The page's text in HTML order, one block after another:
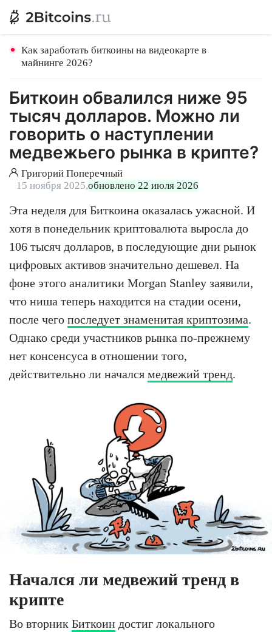
Как заработать биткоины на видеокарте в
майнинге 2026?
Биткоин обвалился ниже 95
тысяч долларов. Можно ли
говорить о наступлении
медвежьего рынка в крипте?
Григорий Поперечный
15 ноября 2025,обновлено 22 июля 2026
Эта неделя для Биткоина оказалась ужасной. И
хотя в понедельник криптовалюта выросла до
106 тысяч долларов, в последующие дни рынок
цифровых активов значительно дешевел. На
фоне этого аналитики Morgan Stanley заявили,
что ниша теперь находится на стадии осени,
после чего последует знаменитая криптозима.
Однако среди участников рынка по-прежнему
нет консенсуса в отношении того,
действительно ли начался медвежий тренд.
Начался ли медвежий тренд в
крипте
Во вторник Биткоин достиг локального